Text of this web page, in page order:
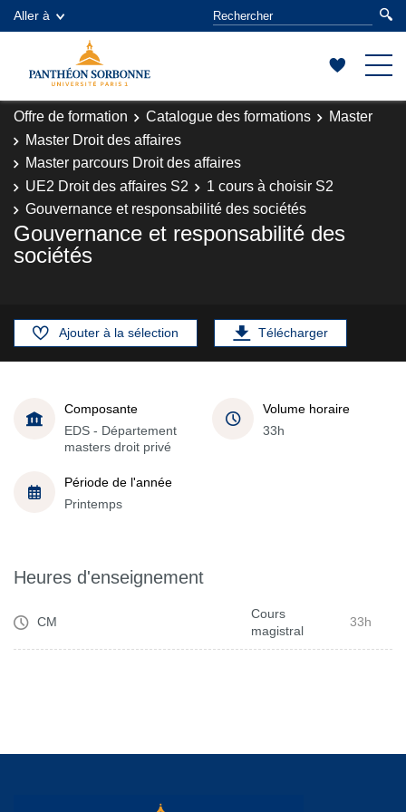
Aller à
Offre de formation Catalogue des formations
Master
Master Droit des affaires
Master parcours Droit des affaires
UE2 Droit des affaires S2
1 cours à choisir S2
Gouvernance et responsabilité des sociétés
Gouvernance et responsabilité des
sociétés
Ajouter à la sélection Télécharger
Composante
EDS - Département
masters droit privé
Volume horaire
33h
Période de l'année
Printemps
Heures d'enseignement
CM
Cours
magistral
33h